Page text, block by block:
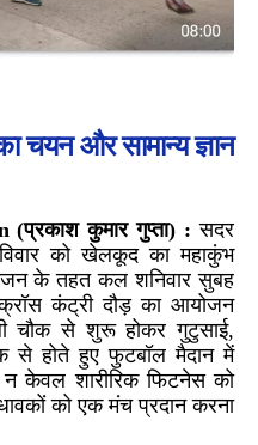
चयन और सामान्य ज्ञान
कुमार गुप्ता) : सदर
को खेलकूद का महाकुंभ
के तहत कल शनिवार सुबह
कंट्री दौड़ का आयोजन
चौक से शुरू होकर गुटुसाई,
से होते हुए फुटबॉल मैदान में
न केवल शारीरिक फिटनेस को
को एक मंच प्रदान करना